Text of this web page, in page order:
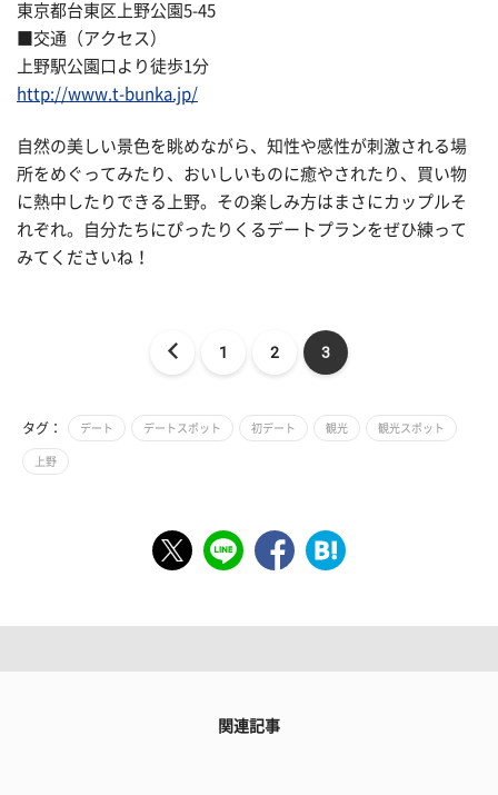
東京都台東区上野公園5-45
■交通（アクセス）
上野駅公園口より徒歩1分
http://www.t-bunka.jp/
自然の美しい景色を眺めながら、知性や感性が刺激される場
所をめぐってみたり、おいしいものに癒やされたり、買い物
に熱中したりできる上野。その楽しみ方はまさにカップルそ
れぞれ。自分たちにぴったりくるデートプランをぜひ練って
みてくださいね！
1 2 3
タグ： デート デートスポット 初デート 観光 観光スポット
上野
関連記事